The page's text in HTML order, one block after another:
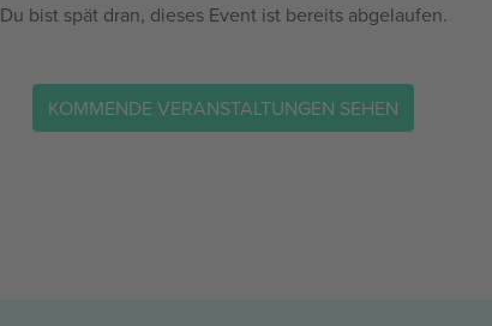
Du bist spät dran, dieses Event ist bereits abgelaufen.
KOMMENDE VERANSTALTUNGEN SEHEN